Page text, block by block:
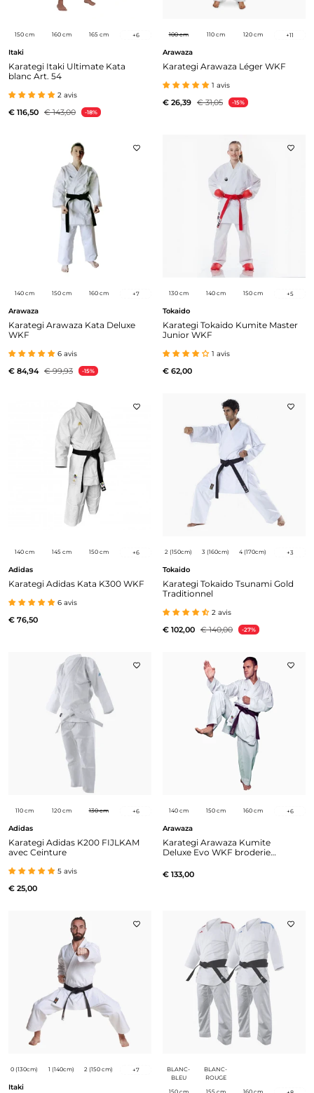
150 cm 160 cm 165 cm +6
Itaki
Karategi Itaki Ultimate Kata
blanc Art. 54
2 avis
€ 116,50 € 143,00 -18%
100 cm 110 cm 120 cm +11
Arawaza
Karategi Arawaza Léger WKF
1 avis
€ 26,39 € 31,05 -15%
140 cm 150 cm 160 cm +7
Arawaza
Karategi Arawaza Kata Deluxe
WKF
6 avis
€ 84,94 € 99,93 -15%
130 cm 140 cm 150 cm +5
Tokaido
Karategi Tokaido Kumite Master
Junior WKF
1 avis
€ 62,00
140 cm 145 cm 150 cm +6
Adidas
Karategi Adidas Kata K300 WKF
6 avis
€ 76,50
2 (150cm) 3 (160cm) 4 (170cm) +3
Tokaido
Karategi Tokaido Tsunami Gold
Traditionnel
2 avis
€ 102,00 € 140,00 -27%
110 cm 120 cm 130 cm +6
Adidas
Karategi Adidas K200 FIJLKAM
avec Ceinture
5 avis
€ 25,00
140 cm 150 cm 160 cm +6
Arawaza
Karategi Arawaza Kumite
Deluxe Evo WKF broderie
€ 133,00
0 (130cm) 1 (140cm) 2 (150 cm) +7
Itaki
BLANC-
BLEU
BLANC-
ROUGE
150 cm
155 cm 160 cm